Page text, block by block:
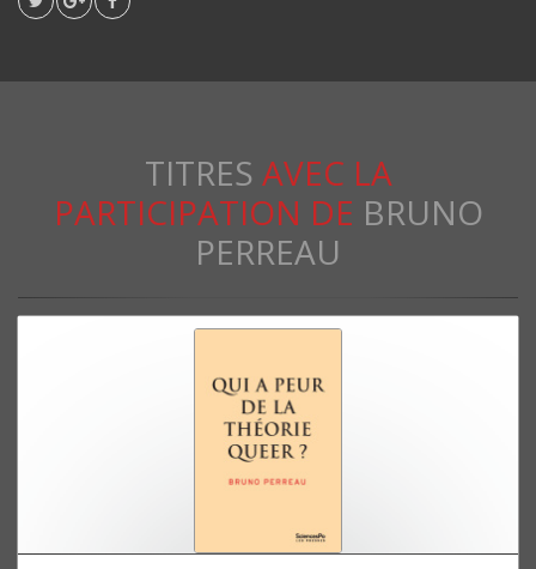
TITRES AVEC LA
PARTICIPATION DE BRUNO
PERREAU